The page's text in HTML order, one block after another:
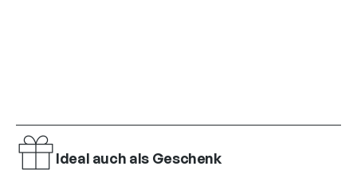
Ideal auch als Geschenk